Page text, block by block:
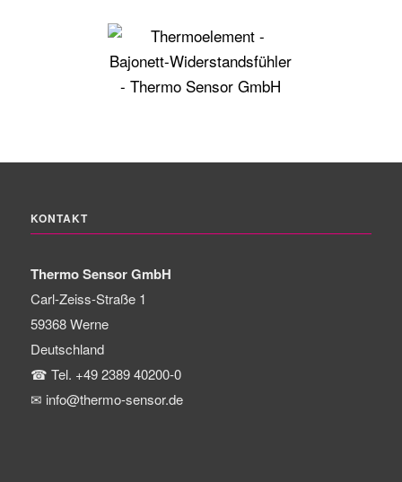
KONTAKT
Thermo Sensor GmbH
Carl-Zeiss-Straße 1
59368 Werne
Deutschland
☎ Tel. +49 2389 40200-0
✉ info@thermo-sensor.de